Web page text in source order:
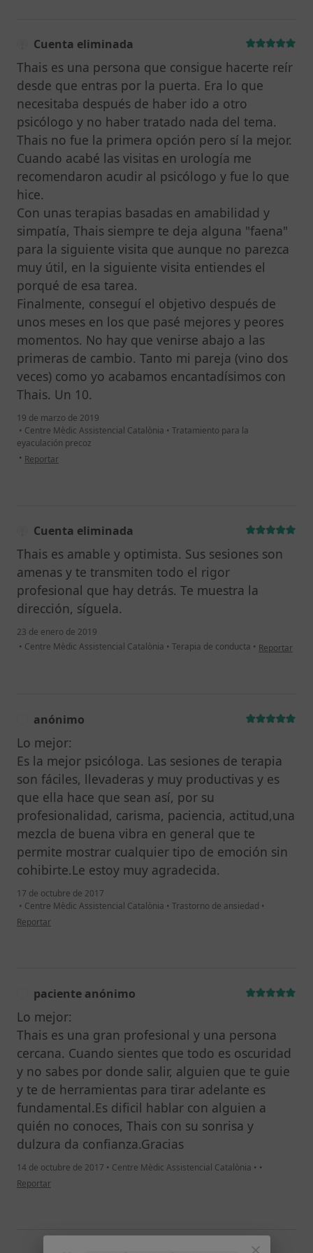
Cuenta eliminada
Thais es una persona que consigue hacerte reír
desde que entras por la puerta. Era lo que
necesitaba después de haber ido a otro
psicólogo y no haber tratado nada del tema.
Thais no fue la primera opción pero sí la mejor.
Cuando acabé las visitas en urología me
recomendaron acudir al psicólogo y fue lo que
hice.
Con unas terapias basadas en amabilidad y
simpatía, Thais siempre te deja alguna "faena"
para la siguiente visita que aunque no parezca
muy útil, en la siguiente visita entiendes el
porqué de esa tarea.
Finalmente, conseguí el objetivo después de
unos meses en los que pasé mejores y peores
momentos. No hay que venirse abajo a las
primeras de cambio. Tanto mi pareja (vino dos
veces) como yo acabamos encantadísimos con
Thais. Un 10.
19 de marzo de 2019
• Centre Mèdic Assistencial Catalònia • Tratamiento para la
eyaculación precoz
• en opinión del usuario Cuenta eliminada
Reportar
Cuenta eliminada
Thais es amable y optimista. Sus sesiones son
amenas y te transmiten todo el rigor
profesional que hay detrás. Te muestra la
dirección, síguela.
23 de enero de 2019
• Centre Mèdic Assistencial Catalònia • Terapia de conducta • en opinión
Reportar
anónimo
Lo mejor:
Es la mejor psicóloga. Las sesiones de terapia
son fáciles, llevaderas y muy productivas y es
que ella hace que sean así, por su
profesionalidad, carisma, paciencia, actitud,una
mezcla de buena vibra en general que te
permite mostrar cualquier tipo de emoción sin
cohibirte.Le estoy muy agradecida.
17 de octubre de 2017
• Centre Mèdic Assistencial Catalònia • Trastorno de ansiedad •
en opinión del usuario anónimo
Reportar
paciente anónimo
Lo mejor:
Thais es una gran profesional y una persona
cercana. Cuando sientes que todo es oscuridad
y no sabes por donde salir, alguien que te guie
y te de herramientas para tirar adelante es
fundamental.Es dificil hablar con alguien a
quién no conoces, Thais con su sonrisa y
dulzura da confianza.Gracias
14 de octubre de 2017 • Centre Mèdic Assistencial Catalònia • •
en opinión del usuario paciente anónimo
Reportar